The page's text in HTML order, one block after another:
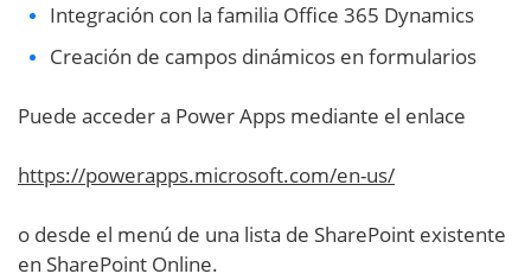
Integración con la familia Office 365 Dynamics
Creación de campos dinámicos en formularios
Puede acceder a Power Apps mediante el enlace
https://powerapps.microsoft.com/en-us/
o desde el menú de una lista de SharePoint existente
en SharePoint Online.